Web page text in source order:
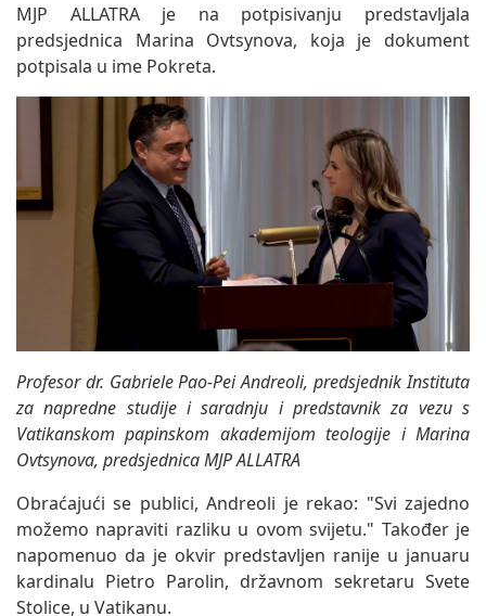
MJP ALLATRA je na potpisivanju predstavljala
predsjednica Marina Ovtsynova, koja je dokument
potpisala u ime Pokreta.
Profesor dr. Gabriele Pao-Pei Andreoli, predsjednik Instituta
za napredne studije i saradnju i predstavnik za vezu s
Vatikanskom papinskom akademijom teologije i Marina
Ovtsynova, predsjednica MJP ALLATRA
Obraćajući se publici, Andreoli je rekao: "Svi zajedno
možemo napraviti razliku u ovom svijetu." Također je
napomenuo da je okvir predstavljen ranije u januaru
kardinalu Pietro Parolin, državnom sekretaru Svete
Stolice, u Vatikanu.